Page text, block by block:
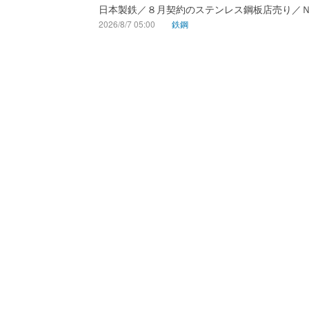
日本製鉄／８月契約のステンレス鋼板店売り／
2026/8/7 05:00 鉄鋼